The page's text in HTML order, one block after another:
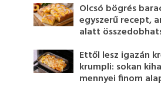
Olcsó bögrés
egyszerű recept,
alatt
Ettől lesz igazán
krumpli: sokan
mennyei finom